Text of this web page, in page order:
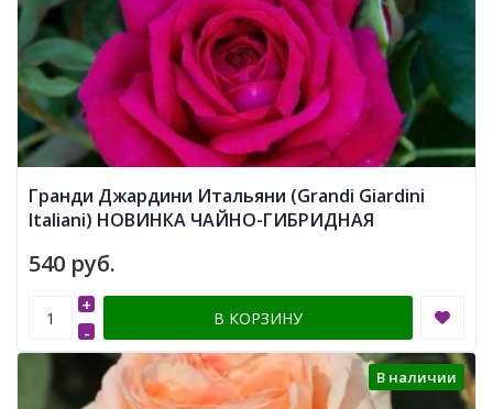
Гранди Джардини Итальяни (Grandi Giardini
Italiani) НОВИНКА ЧАЙНО-ГИБРИДНАЯ
540 руб.
-
+
В КОРЗИНУ
В наличии